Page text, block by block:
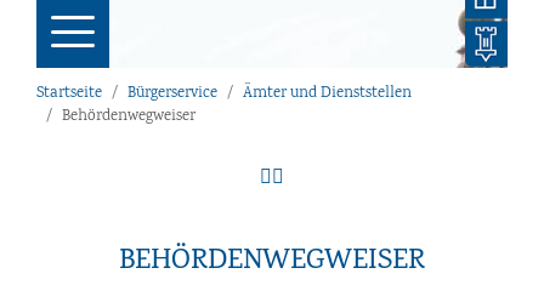
Startseite Bürgerservice
Ämter und Dienststellen
Behördenwegweiser
BEHÖRDENWEGWEISER